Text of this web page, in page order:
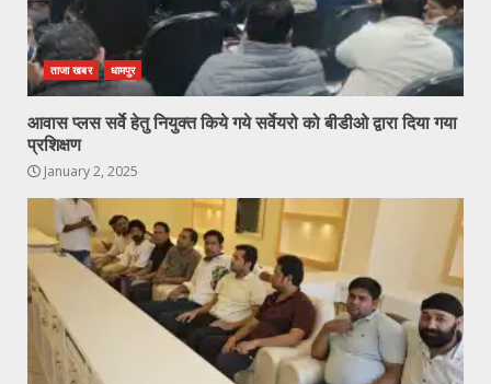
ताजा खबर धामपुर
आवास प्लस सर्वे हेतु नियुक्त किये गये सर्वेयरो को बीडीओ द्वारा दिया गया
प्रशिक्षण
January 2, 2025